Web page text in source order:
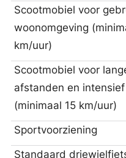
Scootmobiel voor
woonomgeving
km/uur)
Scootmobiel voor
afstanden en
(minimaal 15 km/uur)
Sportvoorziening
Standaard